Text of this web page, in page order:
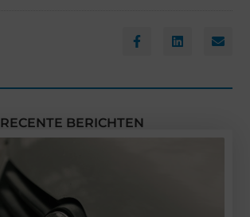
RECENTE BERICHTEN